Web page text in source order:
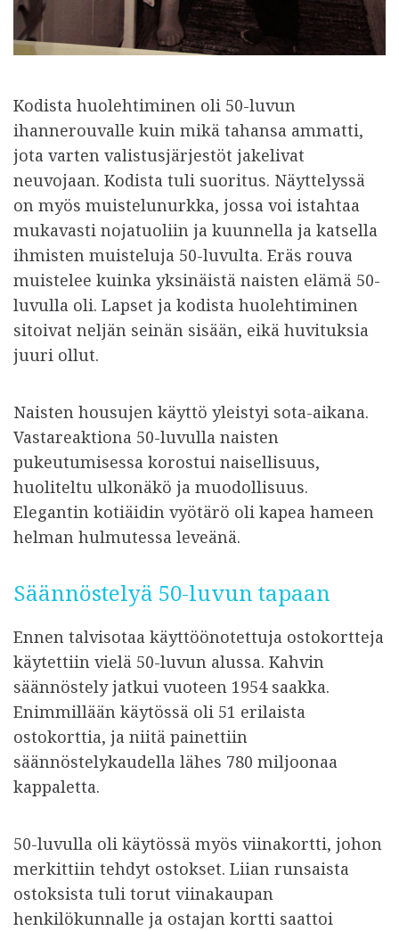
Kodista huolehtiminen oli 50-luvun
ihannerouvalle kuin mikä tahansa ammatti,
jota varten valistusjärjestöt jakelivat
neuvojaan. Kodista tuli suoritus. Näyttelyssä
on myös muistelunurkka, jossa voi istahtaa
mukavasti nojatuoliin ja kuunnella ja katsella
ihmisten muisteluja 50-luvulta. Eräs rouva
muistelee kuinka yksinäistä naisten elämä 50-
luvulla oli. Lapset ja kodista huolehtiminen
sitoivat neljän seinän sisään, eikä huvituksia
juuri ollut.
Naisten housujen käyttö yleistyi sota-aikana.
Vastareaktiona 50-luvulla naisten
pukeutumisessa korostui naisellisuus,
huoliteltu ulkonäkö ja muodollisuus.
Elegantin kotiäidin vyötärö oli kapea hameen
helman hulmutessa leveänä.
Säännöstelyä 50-luvun tapaan
Ennen talvisotaa käyttöönotettuja ostokortteja
käytettiin vielä 50-luvun alussa. Kahvin
säännöstely jatkui vuoteen 1954 saakka.
Enimmillään käytössä oli 51 erilaista
ostokorttia, ja niitä painettiin
säännöstelykaudella lähes 780 miljoonaa
kappaletta.
50-luvulla oli käytössä myös viinakortti, johon
merkittiin tehdyt ostokset. Liian runsaista
ostoksista tuli torut viinakaupan
henkilökunnalle ja ostajan kortti saattoi